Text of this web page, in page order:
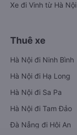
Xe đi Vinh từ Hà Nội
Thuê xe
Hà Nội đi Ninh Bình
Hà Nội đi Hạ Long
Hà Nội đi Sa Pa
Hà Nội đi Tam Đảo
Đà Nẵng đi Hội An